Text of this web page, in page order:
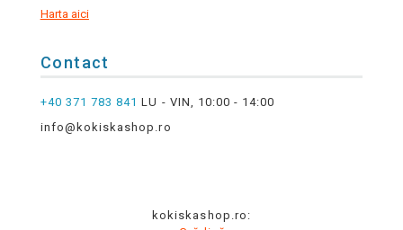
Harta aici
Contact
+40 371 783 841 LU - VIN, 10:00 - 14:00
info@kokiskashop.ro
kokiskashop.ro: